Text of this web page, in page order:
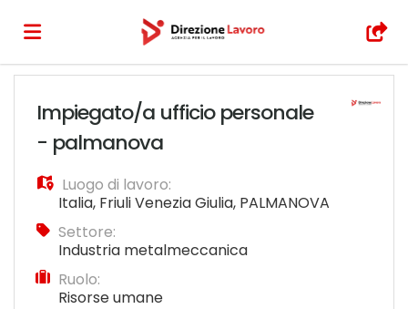
di
lavoro
Carica
il
Login
Impiegato/a ufficio personale
- palmanova
Luogo di lavoro:
Italia, Friuli Venezia Giulia, PALMANOVA
Settore:
Industria metalmeccanica
Ruolo:
Risorse umane